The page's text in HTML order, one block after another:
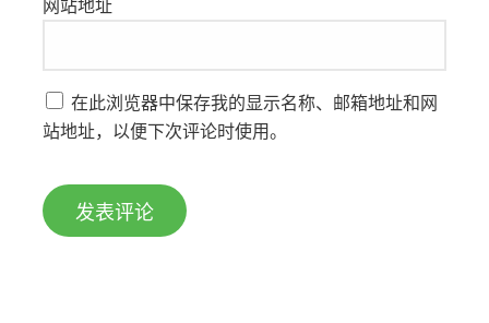
在此浏览器中保存我的显示名称、邮箱地址和网
站地址，以便下次评论时使用。